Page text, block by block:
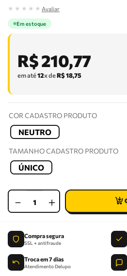
★ ★ ★ ★ ★ Avaliar
Em estoque
R$210,77
em até12x deR$18,75
COR CADASTRO PRODUTO
NEUTRO
TAMANHO CADASTRO PRODUTO
ÚNICO
＋
－
Compra segura
SSL + antifraude
Troca em 7 dias
Atendimento Delupo